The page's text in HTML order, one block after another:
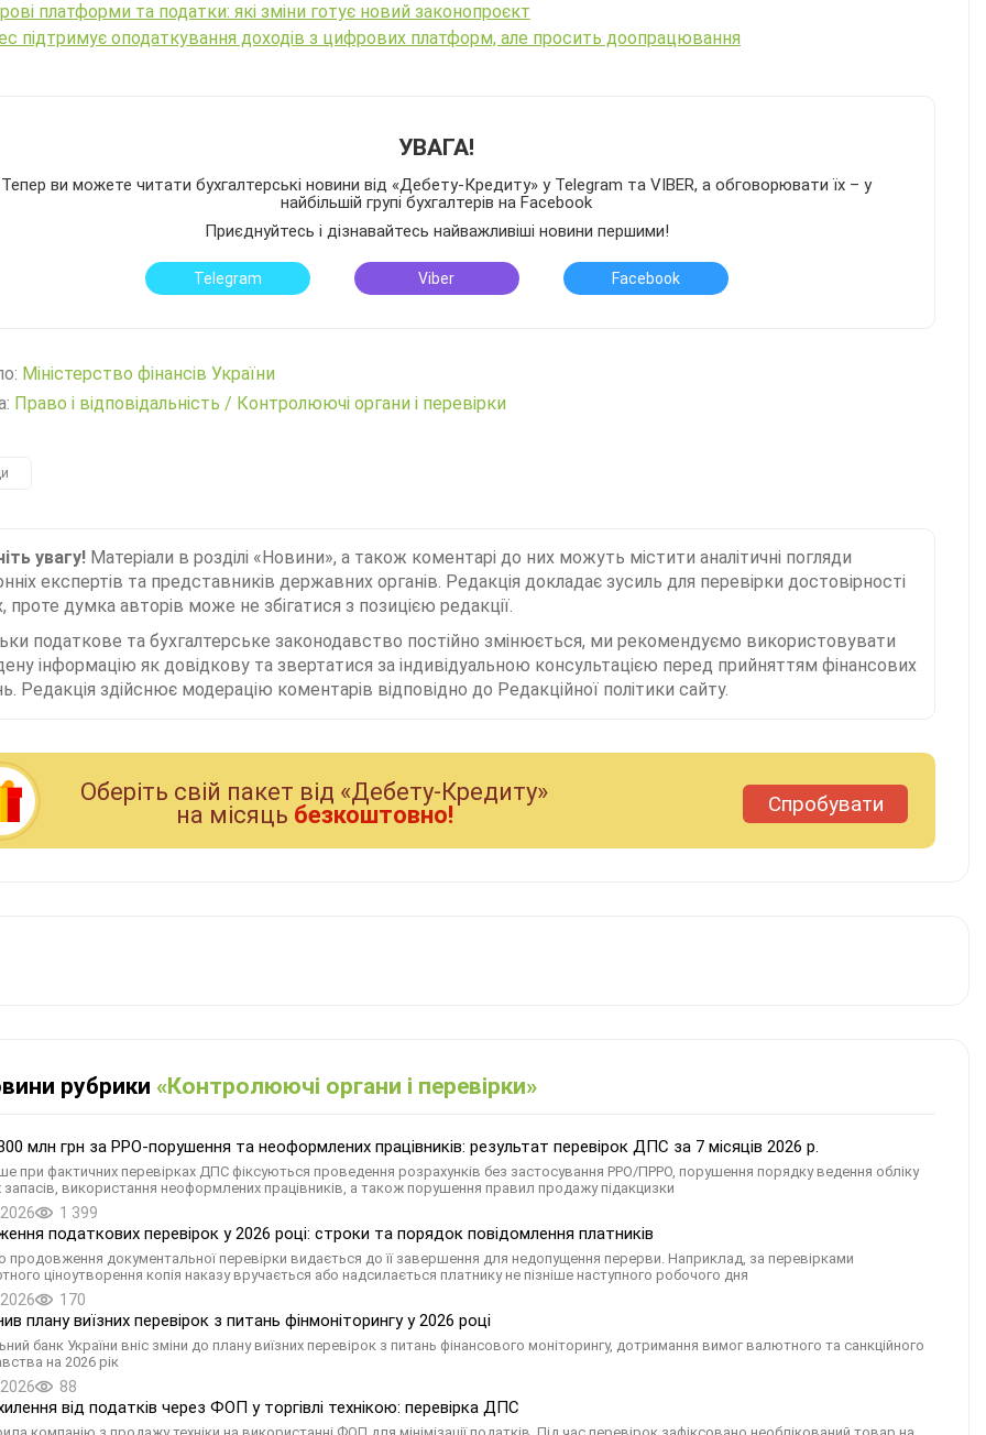
платформи та податки: які зміни готує новий законопроєкт
підтримує оподаткування доходів з цифрових платформ, але просить доопрацювання
УВАГА!
Тепер ви можете читати бухгалтерські новини від «Дебету-Кредиту» у Telegram та VIBER, а обговорювати їх – у
найбільшій групі бухгалтерів на Facebook
Приєднуйтесь і дізнавайтесь найважливіші новини першими!
Telegram Viber Facebook
Міністерство фінансів України
Право і відповідальність / Контролюючі органи і перевірки
увагу! Матеріали в розділі «Новини», а також коментарі до них можуть містити аналітичні погляди
експертів та представників державних органів. Редакція докладає зусиль для перевірки достовірності
проте думка авторів може не збігатися з позицією редакції.
податкове та бухгалтерське законодавство постійно змінюється, ми рекомендуємо використовувати
інформацію як довідкову та звертатися за індивідуальною консультацією перед прийняттям фінансових
Редакція здійснює модерацію коментарів відповідно до Редакційної політики сайту.
Оберiть свiй пакет вiд «Дебету-Кредиту»
на мiсяць безкоштовно! Спробувати
рубрики «Контролюючі органи і перевірки»
млн грн за РРО-порушення та неоформлених працівників: результат перевірок ДПС за 7 місяців 2026 р.
при фактичних перевірках ДПС фіксуються проведення розрахунків без застосування РРО/ПРРО, порушення порядку ведення обліку
використання неоформлених працівників, а також порушення правил продажу підакцизки
1 399
податкових перевірок у 2026 році: строки та порядок повідомлення платників
продовження документальної перевірки видається до її завершення для недопущення перерви. Наприклад, за перевірками
ціноутворення копія наказу вручається або надсилається платнику не пізніше наступного робочого дня
170
плану виїзних перевірок з питань фінмоніторингу у 2026 році
банк України вніс зміни до плану виїзних перевірок з питань фінансового моніторингу, дотримання вимог валютного та санкційного
на 2026 рік
88
від податків через ФОП у торгівлі технікою: перевірка ДПС